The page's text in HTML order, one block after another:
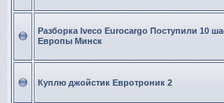
Разборка Iveco Eurocargo Поступили 10
Европы Минск
Куплю джойстик Евротроник 2